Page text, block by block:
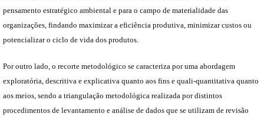
pensamento estratégico ambiental e para o campo de materialidade das
organizações, findando maximizar a eficiência produtiva, minimizar custos ou
potencializar o ciclo de vida dos produtos.
Por outro lado, o recorte metodológico se caracteriza por uma abordagem
exploratória, descritiva e explicativa quanto aos fins e quali-quantitativa quanto
aos meios, sendo a triangulação metodológica realizada por distintos
procedimentos de levantamento e análise de dados que se utilizam de revisão